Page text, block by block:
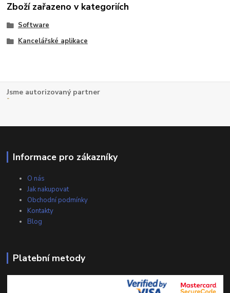
Zboží zařazeno v kategoriích
Software
Kancelářské aplikace
Jsme autorizovaný partner
Informace pro zákazníky
O nás
Jak nakupovat
Obchodní podmínky
Kontakty
Blog
Platební metody